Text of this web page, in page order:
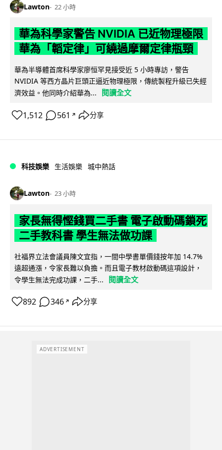
Lawton 22 小時
華為科學家警告 NVIDIA 已近物理極限
華為「韜定律」可繞過摩爾定律瓶頸
華為半導體首席科學家廖恒罕見接受近 5 小時專訪，警告
NVIDIA 等西方晶片巨頭正逼近物理極限，傳統製程升級已失經
濟效益。他同時介紹華為...
閱讀全文
1,512 561 ↗ 分享
科技娛樂 生活娛樂 城中熱話
Lawton 23 小時
家長無得慳錢買二手書 電子啟動碼鎖死
二手教科書 學生無法做功課
社福界立法會議員陳文宜指，一間中學書單價錢按年加 14.7%
遠超通漲，令家長難以負擔。而且電子教材啟動碼這項設計，
令學生無法完成功課，二手...
閱讀全文
892 346 ↗ 分享
ADVERTISEMENT